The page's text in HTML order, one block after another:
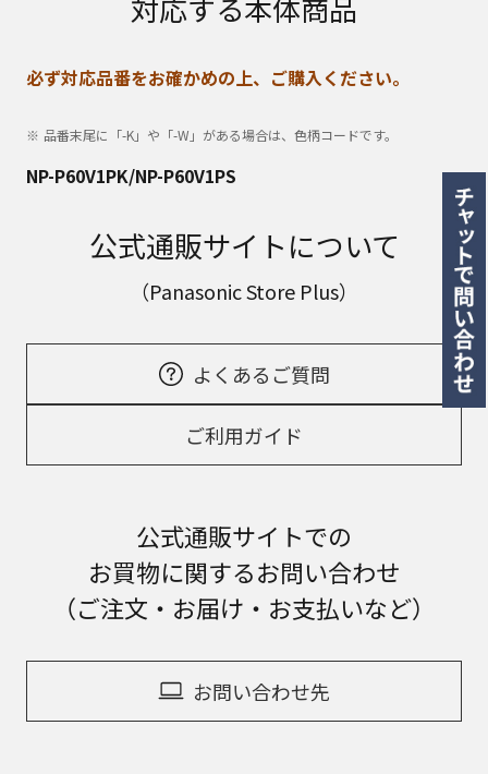
対応する本体商品
必ず対応品番をお確かめの上、ご購入ください。
品番末尾に「-K」や「-W」がある場合は、色柄コードです。
NP-P60V1PK/NP-P60V1PS
公式通販サイトについて
（Panasonic Store Plus）
よくあるご質問
ご利用ガイド
公式通販サイトでの
お買物に関するお問い合わせ
（ご注文・お届け・お支払いなど）
お問い合わせ先